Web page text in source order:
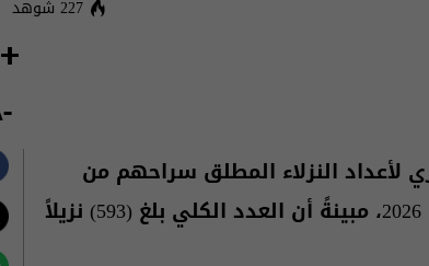
227 شوهد
لأعداد النزلاء المطلق سراحهم من
قبل دائرة الإصلاح العراقية خلال شهر أيار من عام 2026، مبينةً أن العدد الكلي بلغ (593) نزيلاً
+A
-A